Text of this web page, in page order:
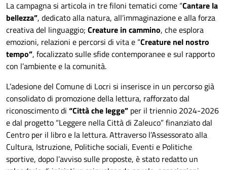
La campagna si articola in tre filoni tematici come “Cantare la
bellezza”, dedicato alla natura, all’immaginazione e alla forza
creativa del linguaggio; Creature in cammino, che esplora
emozioni, relazioni e percorsi di vita e “Creature nel nostro
tempo”, focalizzato sulle sfide contemporanee e sul rapporto
con l’ambiente e la comunità.
L’adesione del Comune di Locri si inserisce in un percorso già
consolidato di promozione della lettura, rafforzato dal
riconoscimento di “Città che legge” per il triennio 2024-2026
e dal progetto “Leggere nella Città di Zaleuco” finanziato dal
Centro per il libro e la lettura. Attraverso l’Assessorato alla
Cultura, Istruzione, Politiche sociali, Eventi e Politiche
sportive, dopo l’avviso sulle proposte, è stato redatto un